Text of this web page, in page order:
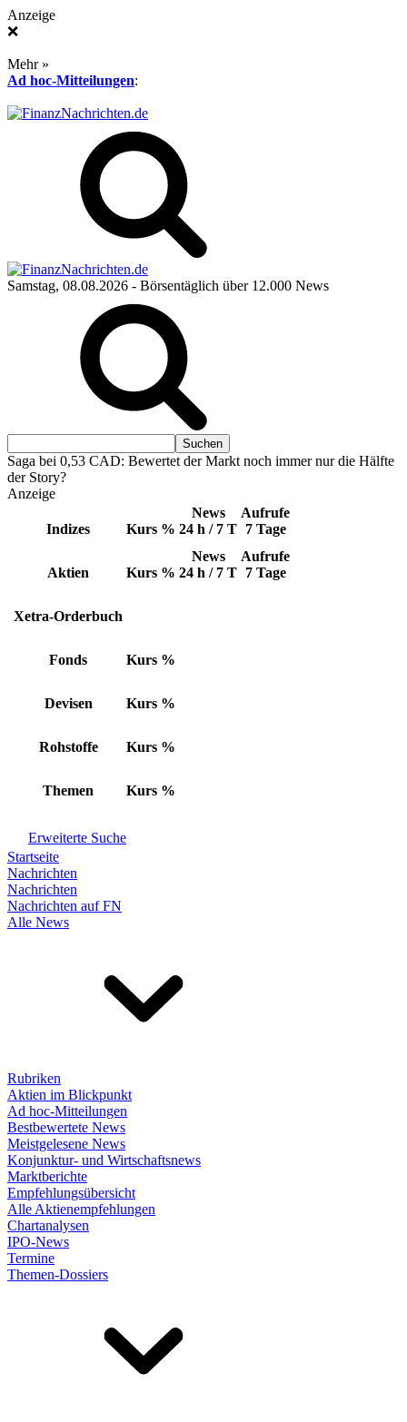
Anzeige
❌
Mehr »
Ad hoc-Mitteilungen:
Samstag, 08.08.2026 - Börsentäglich über 12.000 News
Saga bei 0,53 CAD: Bewertet der Markt noch immer nur die Hälfte
der Story?
Anzeige
Indizes Kurs %
News
24 h / 7 T
Aufrufe
7 Tage
Aktien Kurs %
News
24 h / 7 T
Aufrufe
7 Tage
Xetra-Orderbuch
Fonds Kurs %
Devisen Kurs %
Rohstoffe Kurs %
Themen Kurs %
Erweiterte Suche
Startseite
Nachrichten
Nachrichten
Nachrichten auf FN
Alle News
Rubriken
Aktien im Blickpunkt
Ad hoc-Mitteilungen
Bestbewertete News
Meistgelesene News
Konjunktur- und Wirtschaftsnews
Marktberichte
Empfehlungsübersicht
Alle Aktienempfehlungen
Chartanalysen
IPO-News
Termine
Themen-Dossiers